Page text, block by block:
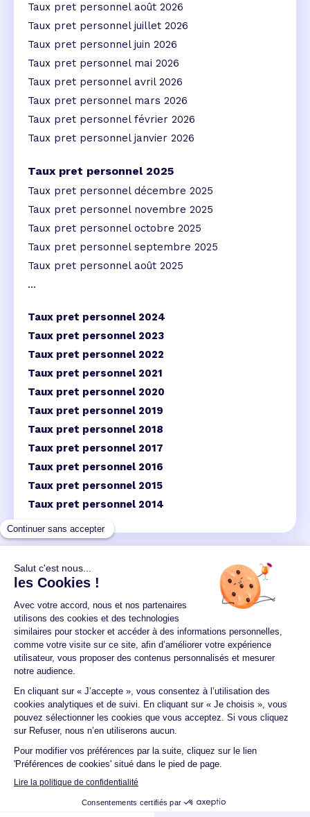
Taux pret personnel août 2026
Taux pret personnel juillet 2026
Taux pret personnel juin 2026
Taux pret personnel mai 2026
Taux pret personnel avril 2026
Taux pret personnel mars 2026
Taux pret personnel février 2026
Taux pret personnel janvier 2026
Taux pret personnel 2025
Taux pret personnel décembre 2025
Taux pret personnel novembre 2025
Taux pret personnel octobre 2025
Taux pret personnel septembre 2025
Taux pret personnel août 2025
...
Taux pret personnel 2024
Taux pret personnel 2023
Taux pret personnel 2022
Taux pret personnel 2021
Taux pret personnel 2020
Taux pret personnel 2019
Taux pret personnel 2018
Taux pret personnel 2017
Taux pret personnel 2016
Taux pret personnel 2015
Taux pret personnel 2014
Un crédit vous engage et doit être remboursé.
Vérifiez vos capacités de remboursement avant de
vous engager.
Aucun versement, de quelque nature que ce soit, ne
peut être exigé d'un particulier avant l'obtention
d'un ou plusieurs prêts d'argent.
© 2026 Guide du crédit •Plan du site• Mentions
Accessibilité Contact